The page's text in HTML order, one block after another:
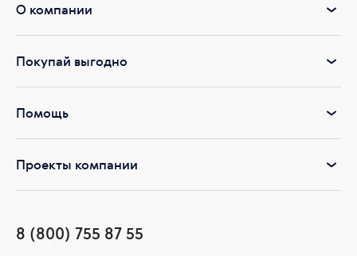
О компании
Покупай выгодно
Помощь
Проекты компании
8 (800) 755 87 55